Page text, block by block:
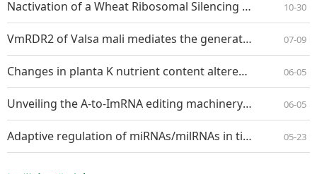
Nactivation of a Wheat Ribosomal Silencing Factor Gene TaRsfS Confers Resistance to Both Powdery Mildew and Stripe Rust 10-30
VmRDR2 of Valsa mali mediates the generation of VmR2-siR1 that suppresses apple resistance by RNA interference 07-09
Changes in planta K nutrient content altered the interaction pattern between Nicotiana benthamiana and Alternaria longipes 06-05
Unveiling the A-to-ImRNA editing machineryand its regulation and evolution in fungi 06-05
Adaptive regulation of miRNAs/milRNAs in tissue specific interaction between apple and Valsa mali 05-23